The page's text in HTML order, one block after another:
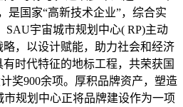
是国家“高新技术企业”，综合实
SAU宇宙城市规划中心( RP)主动
，以设计赋能，助力社会和经济
时代特征的地标工程，共荣获国
奖900余项。厚积品牌资产，塑造
规划中心正将品牌建设作为一项